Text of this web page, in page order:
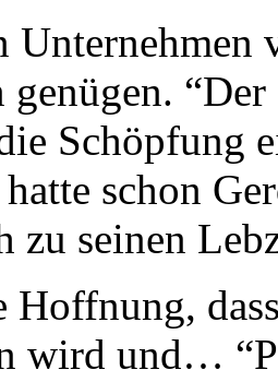
Unternehmen
genügen.
Schöpfung
schon
zu seinen
Hoffnung,
wird und…